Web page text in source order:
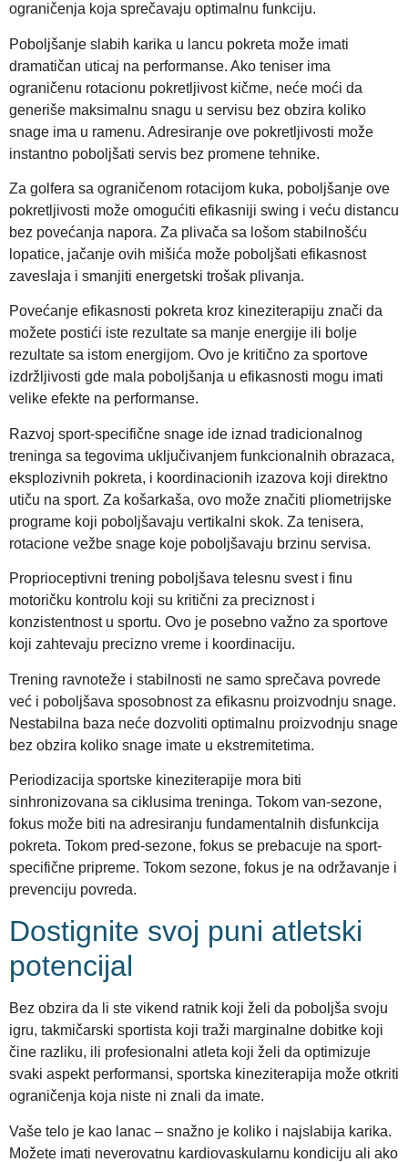
ograničenja koja sprečavaju optimalnu funkciju.
Poboljšanje slabih karika u lancu pokreta može imati
dramatičan uticaj na performanse. Ako teniser ima
ograničenu rotacionu pokretljivost kičme, neće moći da
generiše maksimalnu snagu u servisu bez obzira koliko
snage ima u ramenu. Adresiranje ove pokretljivosti može
instantno poboljšati servis bez promene tehnike.
Za golfera sa ograničenom rotacijom kuka, poboljšanje ove
pokretljivosti može omogućiti efikasniji swing i veću distancu
bez povećanja napora. Za plivača sa lošom stabilnošću
lopatice, jačanje ovih mišića može poboljšati efikasnost
zaveslaja i smanjiti energetski trošak plivanja.
Povećanje efikasnosti pokreta kroz kineziterapiju znači da
možete postići iste rezultate sa manje energije ili bolje
rezultate sa istom energijom. Ovo je kritično za sportove
izdržljivosti gde mala poboljšanja u efikasnosti mogu imati
velike efekte na performanse.
Razvoj sport-specifične snage ide iznad tradicionalnog
treninga sa tegovima uključivanjem funkcionalnih obrazaca,
eksplozivnih pokreta, i koordinacionih izazova koji direktno
utiču na sport. Za košarkaša, ovo može značiti pliometrijske
programe koji poboljšavaju vertikalni skok. Za tenisera,
rotacione vežbe snage koje poboljšavaju brzinu servisa.
Proprioceptivni trening poboljšava telesnu svest i finu
motoričku kontrolu koji su kritični za preciznost i
konzistentnost u sportu. Ovo je posebno važno za sportove
koji zahtevaju precizno vreme i koordinaciju.
Trening ravnoteže i stabilnosti ne samo sprečava povrede
već i poboljšava sposobnost za efikasnu proizvodnju snage.
Nestabilna baza neće dozvoliti optimalnu proizvodnju snage
bez obzira koliko snage imate u ekstremitetima.
Periodizacija sportske kineziterapije mora biti
sinhronizovana sa ciklusima treninga. Tokom van-sezone,
fokus može biti na adresiranju fundamentalnih disfunkcija
pokreta. Tokom pred-sezone, fokus se prebacuje na sport-
specifične pripreme. Tokom sezone, fokus je na održavanje i
prevenciju povreda.
Dostignite svoj puni atletski
potencijal
Bez obzira da li ste vikend ratnik koji želi da poboljša svoju
igru, takmičarski sportista koji traži marginalne dobitke koji
čine razliku, ili profesionalni atleta koji želi da optimizuje
svaki aspekt performansi, sportska kineziterapija može otkriti
ograničenja koja niste ni znali da imate.
Vaše telo je kao lanac – snažno je koliko i najslabija karika.
Možete imati neverovatnu kardiovaskularnu kondiciju ali ako